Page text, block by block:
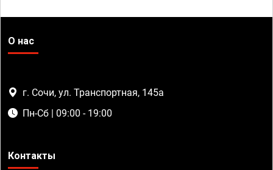
О нас
г. Сочи, ул. Транспортная, 145а
Пн-Сб | 09:00 - 19:00
Контакты